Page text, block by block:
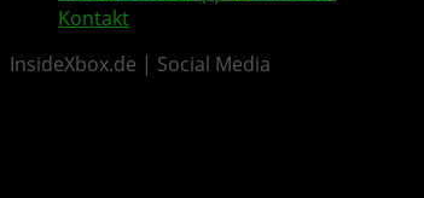
Kontakt
InsideXbox.de | Social Media